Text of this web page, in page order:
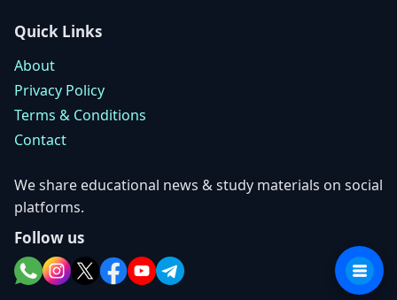
Quick Links
About
Privacy Policy
Terms & Conditions
Contact
We share educational news & study materials on social
platforms.
Follow us